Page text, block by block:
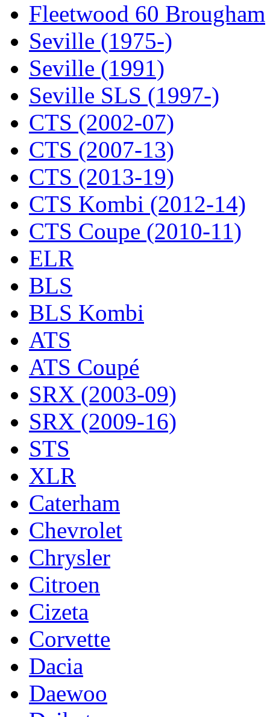
Fleetwood 60 Brougham
Seville (1975-)
Seville (1991)
Seville SLS (1997-)
CTS (2002-07)
CTS (2007-13)
CTS (2013-19)
CTS Kombi (2012-14)
CTS Coupe (2010-11)
ELR
BLS
BLS Kombi
ATS
ATS Coupé
SRX (2003-09)
SRX (2009-16)
STS
XLR
Caterham
Chevrolet
Chrysler
Citroen
Cizeta
Corvette
Dacia
Daewoo